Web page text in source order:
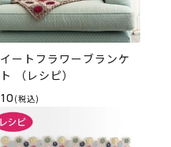
ートフラワーブランケ
（レシピ）
(税込)